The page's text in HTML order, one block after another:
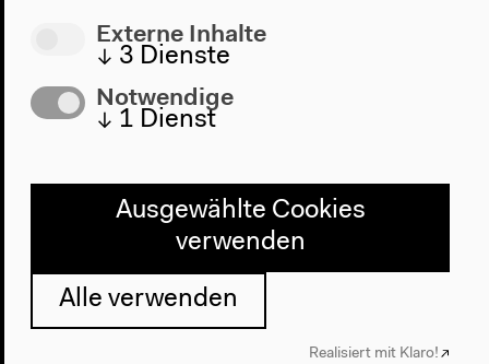
Publikationsreihe
Nach dem Prinzip der Konstellation: Die Reihe
erkundet neue Zeichenwelten für eine alternative
Wissensproduktion.
Externe Inhalte
↓ 3 Dienste
Notwendige
↓ 1 Dienst
Ausgewählte Cookies
verwenden
Alle verwenden
Realisiert mit Klaro!